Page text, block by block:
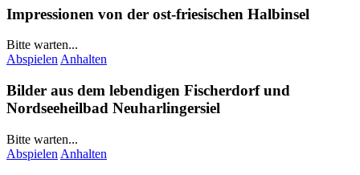
Impressionen von der ost-friesischen Halbinsel
Bitte warten...
Abspielen Anhalten
Bilder aus dem lebendigen Fischerdorf und
Nordseeheilbad Neuharlingersiel
Bitte warten...
Abspielen Anhalten